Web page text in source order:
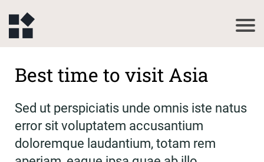
Best time to visit Asia
Sed ut perspiciatis unde omnis iste natus
error sit voluptatem accusantium
doloremque laudantium, totam rem